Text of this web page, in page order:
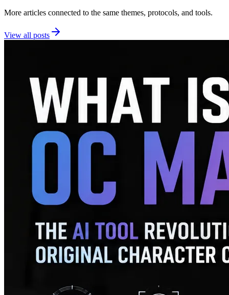
More articles connected to the same themes, protocols, and tools.
View all posts